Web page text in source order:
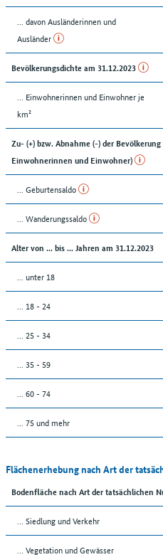
... davon Ausländerinnen und
Ausländer
Bevölkerungsdichte am 31.12.2023
… Einwohnerinnen und Einwohner je
km²
Zu- (+) bzw. Abnahme (-) der
Einwohnerinnen und Einwohner)
... Geburtensaldo
... Wanderungssaldo
Alter von ... bis ... Jahren am 31.12.2023
... unter 18
... 18 - 24
... 25 - 34
... 35 - 59
... 60 - 74
... 75 und mehr
Flächenerhebung nach Art der
Bodenfläche nach Art der tatsächlichen
… Siedlung und Verkehr
… Vegetation und Gewässer